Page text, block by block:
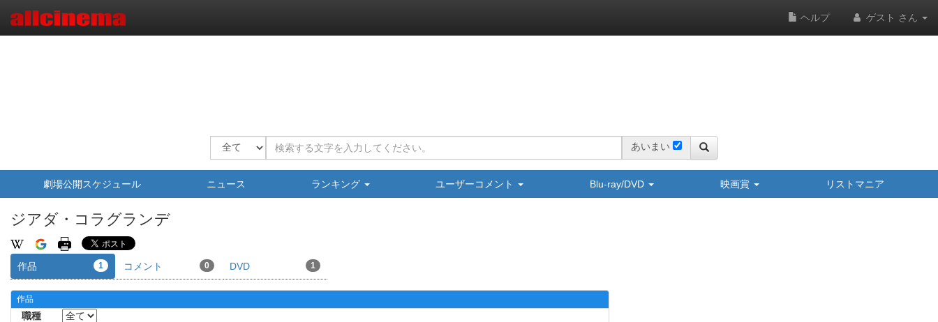
ヘルプ ゲスト さん
あいまい
劇場公開スケジュール ニュース ランキング ユーザーコメント Blu-ray/DVD 映画賞 リストマニア
ジアダ・コラグランデ
作品 1 コメント 0 DVD 1
作品
職種